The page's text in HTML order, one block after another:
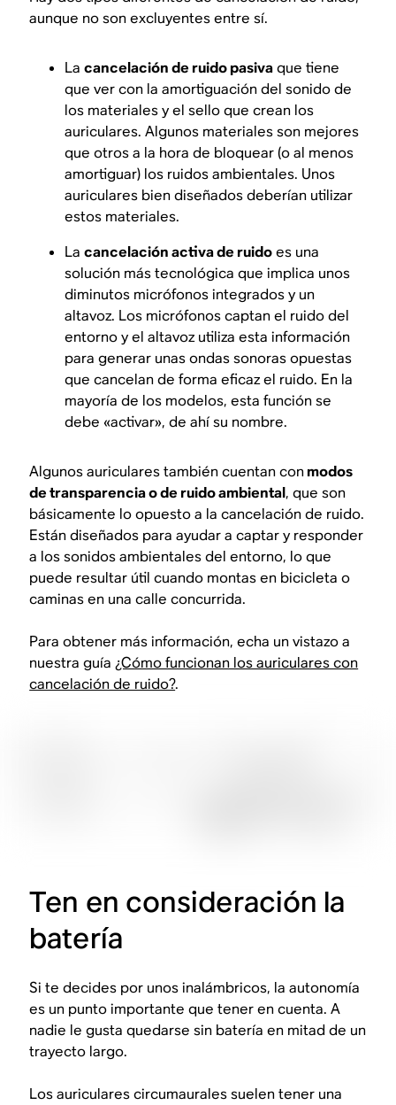
aunque no son excluyentes entre sí.
Lacancelación de ruido pasivaque tiene
que ver con la amortiguación del sonido de
los materiales y el sello que crean los
auriculares. Algunos materiales son mejores
que otros a la hora de bloquear (o al menos
amortiguar) los ruidos ambientales. Unos
auriculares bien diseñados deberían utilizar
estos materiales.
Lacancelación activa de ruidoes una
solución más tecnológica que implica unos
diminutos micrófonos integrados y un
altavoz. Los micrófonos captan el ruido del
entorno y el altavoz utiliza esta información
para generar unas ondas sonoras opuestas
que cancelan de forma eficaz el ruido. En la
mayoría de los modelos, esta función se
debe «activar», de ahí su nombre.
Algunos auriculares también cuentan conmodos
de transparencia o de ruido ambiental, que son
básicamente lo opuesto a la cancelación de ruido.
Están diseñados paraayudara captar y responder
a los sonidos ambientales del entorno, lo que
puede resultar útil cuando montas en bicicleta o
caminas en una calle concurrida.
Para obtener más información, echa un vistazo a
nuestra guía¿Cómo funcionan los auriculares con
cancelación de ruido?.
Ten en consideración la
batería
Si te decides por unos inalámbricos, la autonomía
es un punto importante que tener en cuenta. A
nadie le gusta quedarse sin batería en mitad de un
trayecto largo.
Los auriculares circumaurales suelen tener una